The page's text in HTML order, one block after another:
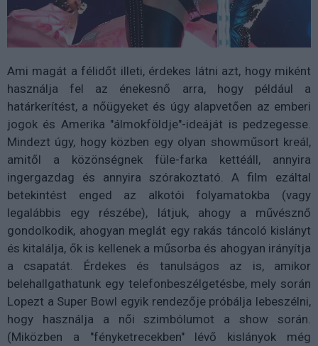
Ami magát a félidőt illeti, érdekes látni azt, hogy miként
használja fel az énekesnő arra, hogy például a
határkerítést, a nőügyeket és úgy alapvetően az emberi
jogok és Amerika "álmokföldje"-ideáját is pedzegesse.
Mindezt úgy, hogy közben egy olyan showműsort kreál,
amitől a közönségnek füle-farka kettéáll, annyira
ingergazdag és annyira szórakoztató. A film ezáltal
betekintést enged az alkotói folyamatokba (vagy
legalábbis egy részébe), látjuk, ahogy a művésznő
gondolkodik, ahogyan meglát egy rakás táncoló kislányt
és kitalálja, ők is kellenek a műsorba és ahogyan irányítja
a csapatát. Érdekes és tanulságos az is, amikor
belehallgathatunk egy telefonbeszélgetésbe, mely során
Lopezt a Super Bowl egyik rendezője próbálja lebeszélni,
hogy használja a női szimbólumot a show során.
(Miközben a "fényketrecekben" lévő kislányok még